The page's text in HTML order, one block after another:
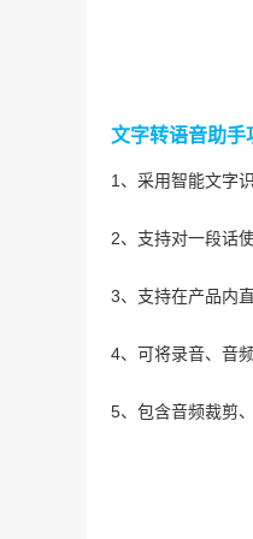
文字转语音助手
1、采用智能文字
2、支持对一段话
3、支持在产品内
4、可将录音、音
5、包含音频裁剪